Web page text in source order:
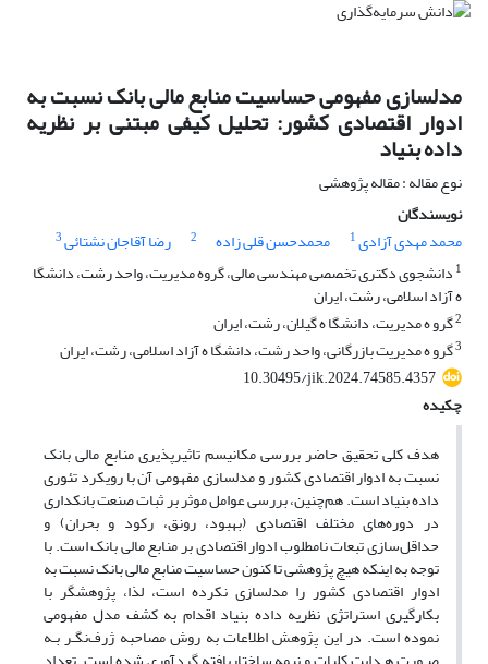
مدلسازی مفهومی حساسیت منابع مالی بانک نسبت به
ادوار اقتصادی کشور: تحلیل کیفی مبتنی بر نظریه‌
داده بنیاد
نوع مقاله : مقاله پژوهشی
نویسندگان
محمد مهدی آزادی1 محمدحسن قلی زاده 2 رضا آقاجان نشتائی3
1 دانشجوی دکتری تخصصی مهندسی مالی، گروه مدیریت، واحد رشت، دانشگا
ه آزاد اسلامی، رشت، ایران
2گرو ه مدیریت، دانشگا ه گیلان، رشت، ایران
3گرو ه مدیریت بازرگانی، واحد رشت، دانشگا ه آزاد اسلامی، رشت، ایران
10.30495/jik.2024.74585.4357
چکیده
هدف کلی تحقیق حاضر بررسی مکانیسم تاثیرپذیری منابع مالی بانک
نسبت به ادوار اقتصادی کشور و مدلسازی مفهومی آن با رویکرد تئوری
داده بنیاد است. هم‌چنین، بررسی عوامل موثر بر ثبات صنعت بانکداری
در دوره‌های مختلف اقتصادی (بهبود، رونق، رکود و بحران) و
حداقل‌سازی تبعات نامطلوب ادوار اقتصادی بر منابع مالی بانک است. با
توجه به اینکه هیچ پژوهشی تا کنون حساسیت منابع مالی بانک نسبت به
ادوار اقتصادی کشور را مدلسازی نکرده است، لذا، پژوهشگر با
بکارگیری استراتژی نظریه داده بنیاد اقدام به کشف مدل مفهومی
نموده است. در این پژوهش اطلاعات به روش مصاحبه ژرف‌نگـر بـه